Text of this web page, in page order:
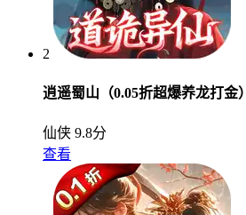
2
逍遥蜀山（0.05折超爆养龙打金）
仙侠 9.8分
查看